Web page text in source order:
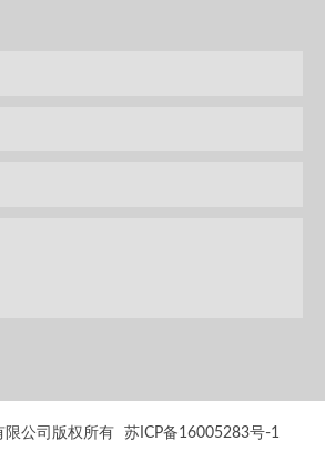
公司版权所有
苏ICP备16005283号-1